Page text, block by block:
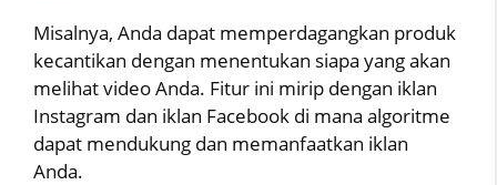
Misalnya, Anda dapat memperdagangkan produk
kecantikan dengan menentukan siapa yang akan
melihat video Anda. Fitur ini mirip dengan iklan
Instagram dan iklan Facebook di mana algoritme
dapat mendukung dan memanfaatkan iklan
Anda.